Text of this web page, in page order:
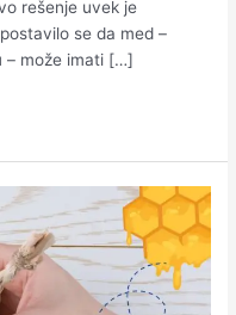
rešenje uvek je
se da med –
– može imati […]